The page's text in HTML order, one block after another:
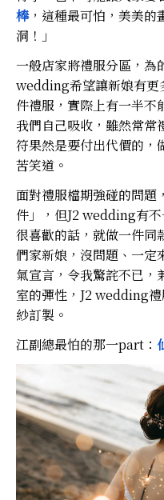
棒，這種最可怕，美美的
洞！」
一般店家將禮服分區，為
wedding希望讓新娘有更
件禮服，實際上有一半不
我們自己吸收，雖然常常
符果然是要付出代價的，
苦笑道。
面對禮服檔期強碰的問題
件」，但J2 wedding有
很喜歡的話，就做一件同
們家新娘，沒問題、一定
氣宣言，令我驚詫不已，
室的彈性，J2 wedding
紗訂製。
江副總最怕的那一part：